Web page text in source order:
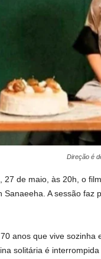
Direção é
27 de maio, às 20h, o
A sessão faz
anos que vive sozinha
solitária é